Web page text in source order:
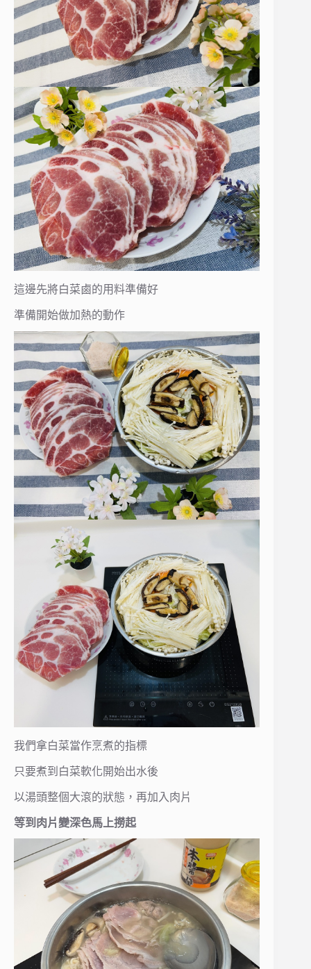
這邊先將白菜鹵的用料準備好
準備開始做加熱的動作
我們拿白菜當作烹煮的指標
只要煮到白菜軟化開始出水後
以湯頭整個大滾的狀態，再加入肉片
等到肉片變深色馬上撈起